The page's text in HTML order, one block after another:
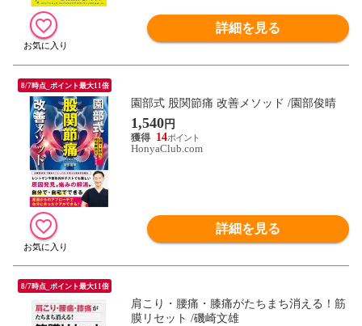
詳細を見る
8/7時点_ポイント最大11倍
園部式 股関節痛 改善メソッド /園部俊晴
1,540円
14
HonyaClub.com
詳細を見る
8/7時点_ポイント最大11倍
肩こり・腰痛・膝痛がたちまち消える！筋
膜リセット /磯崎文雄